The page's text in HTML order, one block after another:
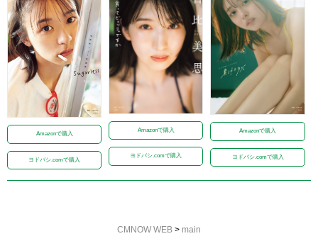
Amazonで購入
ヨドバシ.comで購入
Amazonで購入
ヨドバシ.comで購入
Amazonで購入
ヨドバシ.comで購入
CMNOW WEB > main